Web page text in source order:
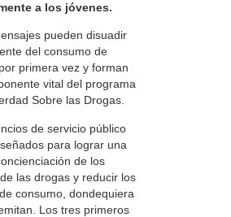
a los jóvenes.
pueden disuadir
del consumo de
primera vez y forman
vital del programa
Sobre las Drogas.
de servicio público
para lograr una
de los
las drogas y reducir los
consumo, dondequiera
Los tres primeros